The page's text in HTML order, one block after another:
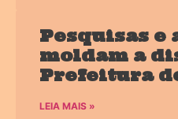
Pesquisas e
moldam a
Prefeitura
LEIA MAIS »